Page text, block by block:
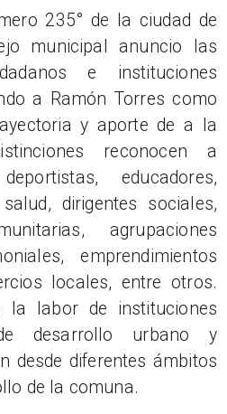
235° de la ciudad de
municipal anuncio las
e instituciones
a Ramón Torres como
y aporte de a la
reconocen a
educadores,
dirigentes sociales,
agrupaciones
emprendimientos
locales, entre otros.
la labor de instituciones
desarrollo urbano y
desde diferentes ámbitos
de la comuna.